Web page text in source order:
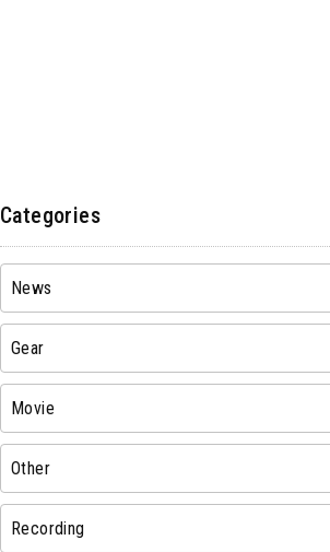
Categories
News
Gear
Movie
Other
Recording